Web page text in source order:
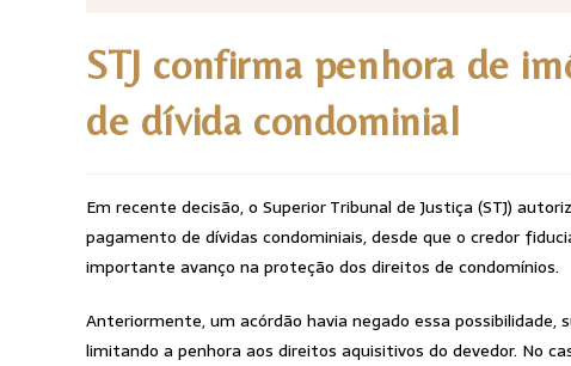
STJ confirma penhora de
de dívida condominial
Em recente decisão, o Superior Tribunal de Justiça (STJ)
pagamento de dívidas condominiais, desde que o credor
importante avanço na proteção dos direitos de condomínios.
Anteriormente, um acórdão havia negado essa
limitando a penhora aos direitos aquisitivos do devedor. No